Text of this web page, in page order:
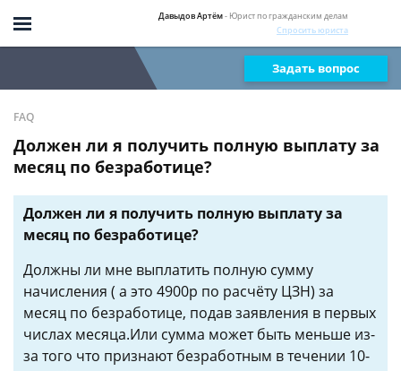
Давыдов Артём- Юрист по гражданским делам
Спросить юриста
Задать вопрос
FAQ
Должен ли я получить полную выплату за
месяц по безработице?
Должен ли я получить полную выплату за
месяц по безработице?
Должны ли мне выплатить полную сумму
начисления ( а это 4900р по расчёту ЦЗН) за
месяц по безработице, подав заявления в первых
числах месяца.Или сумма может быть меньше из-
за того что признают безработным в течении 10-